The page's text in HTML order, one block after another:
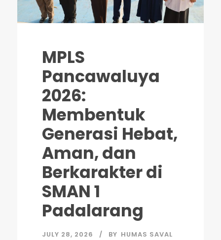
MPLS
Pancawaluya
2026:
Membentuk
Generasi Hebat,
Aman, dan
Berkarakter di
SMAN 1
Padalarang
JULY 28, 2026 BY HUMAS SAVAL